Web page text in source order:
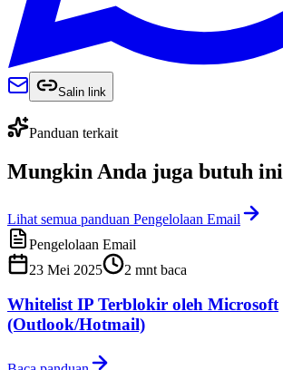
Salin link
Panduan terkait
Mungkin Anda juga butuh ini
Lihat semua panduan Pengelolaan Email
Pengelolaan Email
23 Mei 2025
2 mnt baca
Whitelist IP Terblokir oleh Microsoft
(Outlook/Hotmail)